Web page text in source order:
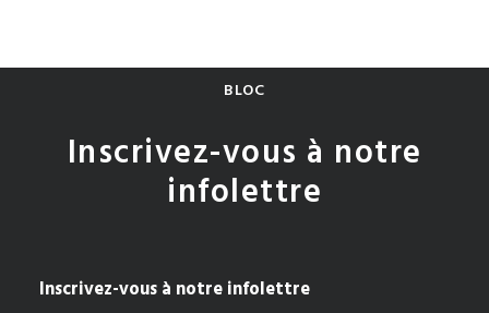
BLOC
Inscrivez-vous à notre
infolettre